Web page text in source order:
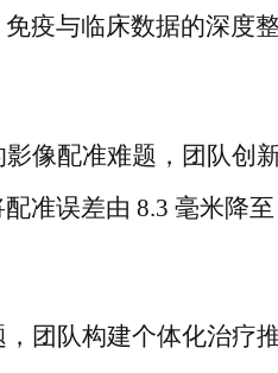
疫与临床数据的深度
像配准难题，团队创
准误差由 8.3 毫米降
团队构建个体化治疗